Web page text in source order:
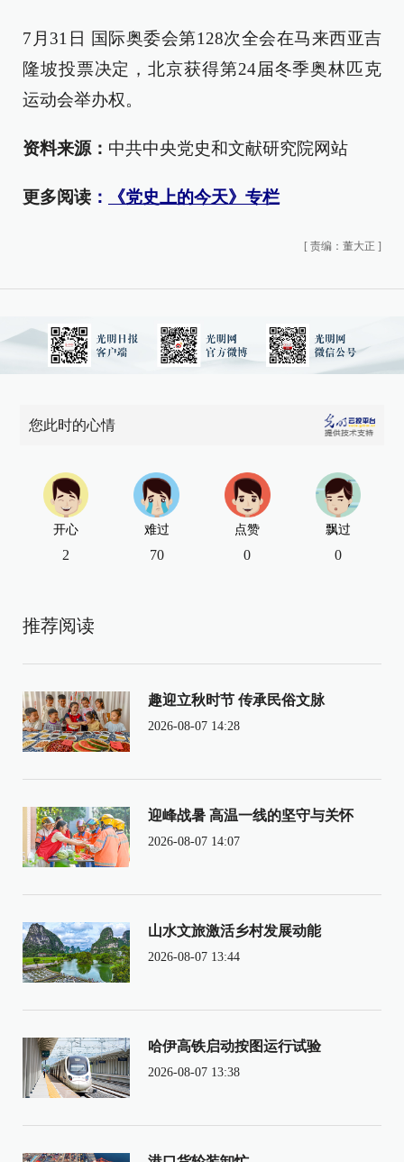
7月31日 国际奥委会第128次全会在马来西亚吉
隆坡投票决定，北京获得第24届冬季奥林匹克
运动会举办权。
资料来源： 中共中央党史和文献研究院网站
更多阅读 ： 《党史上的今天》专栏
[ 责编：董大正 ]
您此时的心情
开心
2
难过
70
点赞
0
飘过
0
推荐阅读
趣迎立秋时节 传承民俗文脉
2026-08-07 14:28
迎峰战暑 高温一线的坚守与关怀
2026-08-07 14:07
山水文旅激活乡村发展动能
2026-08-07 13:44
哈伊高铁启动按图运行试验
2026-08-07 13:38